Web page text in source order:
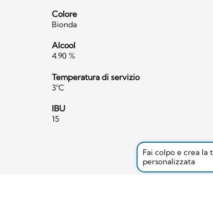
Colore
Bionda
Alcool
4.90 %
Temperatura di servizio
3°C
IBU
15
Fai colpo e crea la
personalizzata